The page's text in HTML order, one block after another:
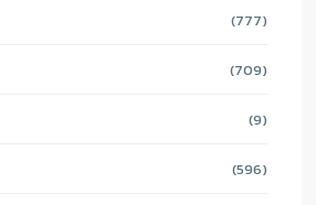
(777)
(709)
(9)
(596)